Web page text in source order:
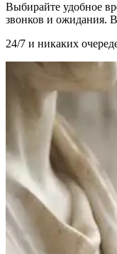
Выбирайте удобное
звонков и ожидания.
24/7 и никаких